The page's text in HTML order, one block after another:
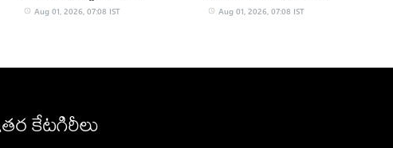
Aug 01, 2026, 07:08 IST Aug 01, 2026, 07:08 IST
కేటగిరీలు